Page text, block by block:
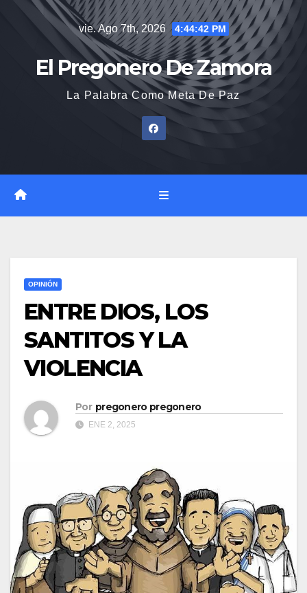
vie. Ago 7th, 2026 4:44:43 PM
El Pregonero De Zamora
La Palabra Como Meta De Paz
OPINIÓN
ENTRE DIOS, LOS
SANTITOS Y LA
VIOLENCIA
Por pregonero pregonero
ENE 2, 2025